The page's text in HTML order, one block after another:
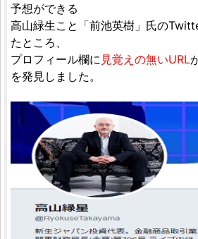
予想ができる
高山緑生こと「前池英樹」氏の
たところ、
プロフィール欄に 見覚えの無いURL
を発見しました。